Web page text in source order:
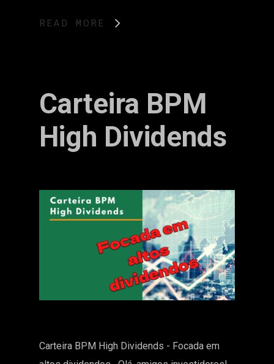
READ MORE
Carteira BPM
High Dividends
Carteira BPM High Dividends - Focada em